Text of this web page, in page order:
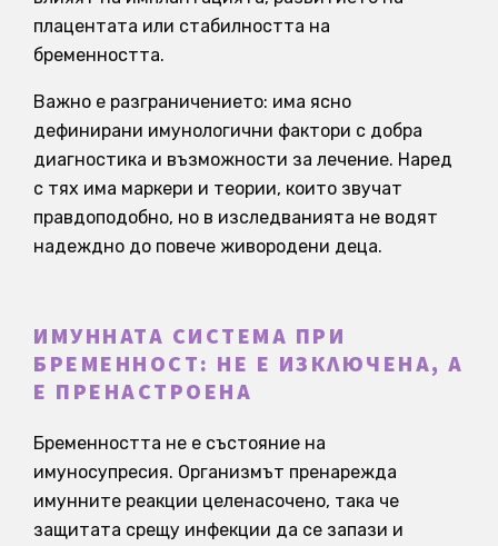
плацентата или стабилността на
бременността.
Важно е разграничението: има ясно
дефинирани имунологични фактори с добра
диагностика и възможности за лечение. Наред
с тях има маркери и теории, които звучат
правдоподобно, но в изследванията не водят
надеждно до повече живородени деца.
ИМУННАТА СИСТЕМА ПРИ
БРЕМЕННОСТ: НЕ Е ИЗКЛЮЧЕНА, А
Е ПРЕНАСТРОЕНА
Бременността не е състояние на
имуносупресия. Организмът пренарежда
имунните реакции целенасочено, така че
защитата срещу инфекции да се запази и